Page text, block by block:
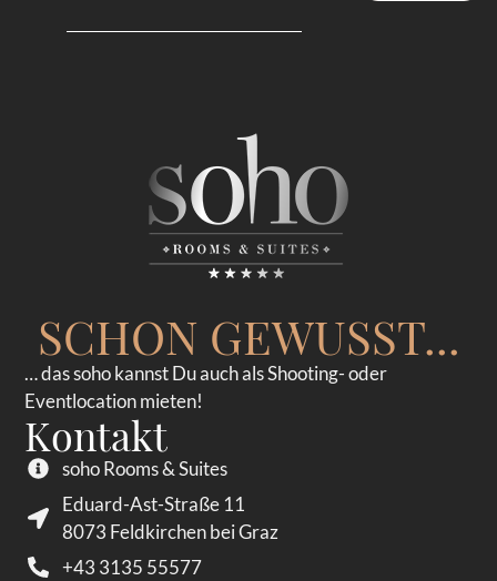
SCHON GEWUSST...
… das soho kannst Du auch als Shooting- oder
Eventlocation mieten!
Kontakt
soho Rooms & Suites
Eduard-Ast-Straße 11
8073 Feldkirchen bei Graz
+43 3135 55577